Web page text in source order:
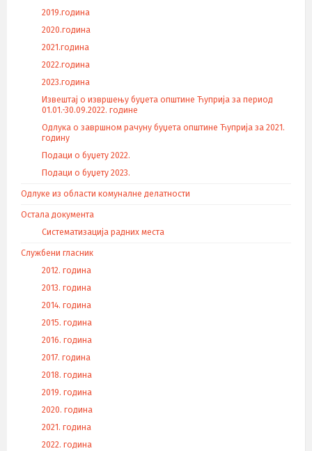
2019.година
2020.година
2021.година
2022.година
2023.година
Извештај о извршењу буџета општине Ћуприја за период
01.01.-30.09.2022. године
Одлука о завршном рачуну буџета општине Ћуприја за 2021.
годину
Подаци о буџету 2022.
Подаци о буџету 2023.
Одлуке из области комуналне делатности
Остала документа
Систематизација радних места
Службени гласник
2012. година
2013. година
2014. година
2015. година
2016. година
2017. година
2018. година
2019. година
2020. година
2021. година
2022. година